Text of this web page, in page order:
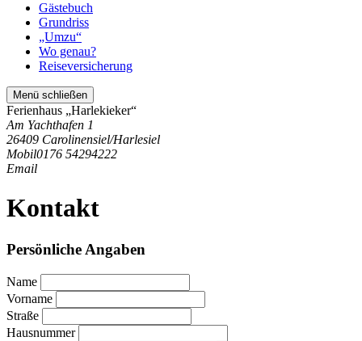
Gästebuch
Grundriss
„Umzu“
Wo genau?
Reiseversicherung
Menü schließen
Ferienhaus „Harlekieker“
Am Yachthafen 1
26409 Carolinensiel/Harlesiel
Mobil0176 54294222
Email
Kontakt
Persönliche Angaben
Name
Vorname
Straße
Hausnummer